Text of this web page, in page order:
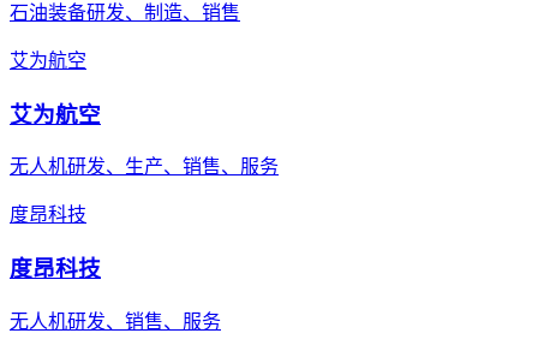
石油装备研发、制造、销售
艾为航空
艾为航空
无人机研发、生产、销售、服务
度昂科技
度昂科技
无人机研发、销售、服务